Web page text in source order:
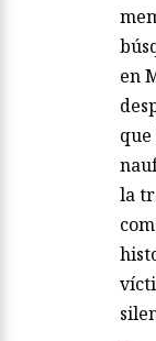
en
la